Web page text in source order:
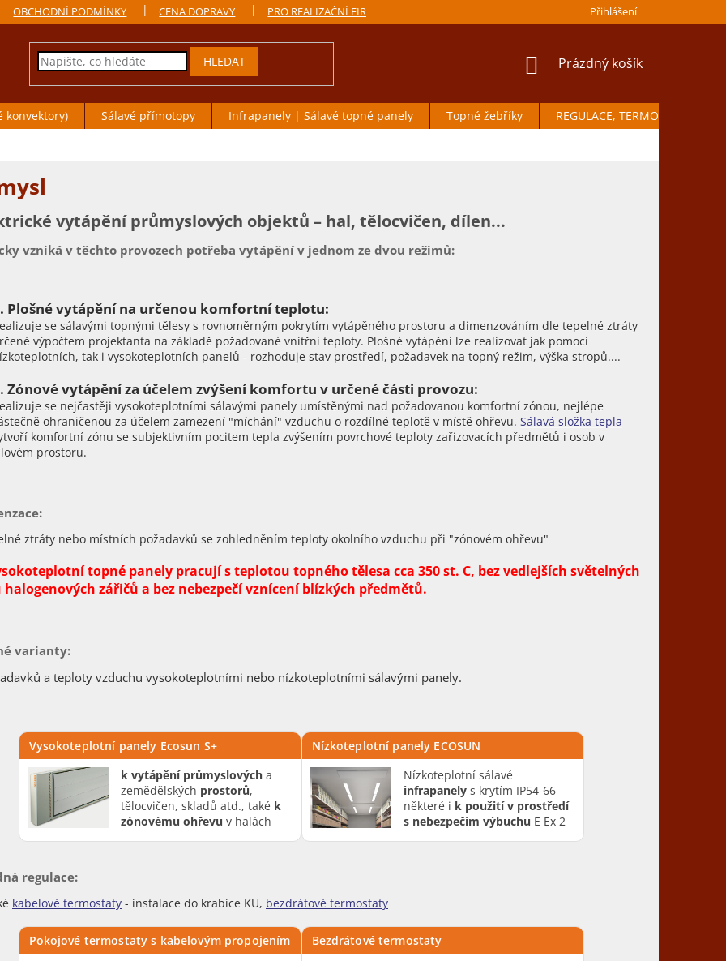
OBCHODNÍ PODMÍNKY CENA DOPRAVY PRO REALIZAČNÍ FIRMY VRÁCENÍ ZBOŽÍPřihlášení
HLEDAT
NÁKUPNÍ
Prázdný košík
konvektory) Sálavé přímotopy Infrapanely | Sálavé topné panely Topné žebříky REGULACE, TERMOSTATY
vytápění průmyslových objektů – hal, tělocvičen, dílen...
vzniká v těchto provozech potřeba vytápění v jednom ze dvou režimů:
Plošné vytápění na určenou komfortní teplotu:
se sálavými topnými tělesy s rovnoměrným pokrytím vytápěného prostoru a dimenzováním dle tepelné ztráty
výpočtem projektanta na základě požadované vnitřní teploty. Plošné vytápění lze realizovat jak pomocí
tak i vysokoteplotních panelů - rozhoduje stav prostředí, požadavek na topný režim, výška stropů....
Zónové vytápění za účelem zvýšení komfortu v určené části provozu:
se nejčastěji vysokoteplotními sálavými panely umístěnými nad požadovanou komfortní zónou, nejlépe
ohraničenou za účelem zamezení "míchání" vzduchu o rozdílné teplotě v místě ohřevu. Sálavá složka tepla
komfortní zónu se subjektivním pocitem tepla zvýšením povrchové teploty zařizovacích předmětů i osob v
prostoru.
ztráty nebo místních požadavků se zohledněním teploty okolního vzduchu při "zónovém ohřevu"
topné panely pracují s teplotou topného tělesa cca 350 st. C, bez vedlejších světelných
zářičů a bez nebezpečí vznícení blízkých předmětů.
varianty:
a teploty vzduchu vysokoteplotními nebo nízkoteplotními sálavými panely.
Vysokoteplotní panely Ecosun S+
k vytápění průmyslovýcha
zemědělských prostorů,
tělocvičen, skladů atd., také k
zónovému ohřevu v halách
Nízkoteplotní panely ECOSUN
Nízkoteplotní sálavé
infrapanelys krytím IP54-66
některé i k použití v prostředí
s nebezpečím výbuchu E Ex 2
regulace:
kabelové termostaty - instalace do krabice KU, bezdrátové termostaty
Pokojové termostaty s kabelovým propojením
Bezdrátové termostaty